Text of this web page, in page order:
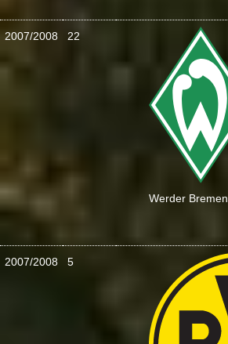
2007/2008 22
Werder Bremen
2007/2008 5